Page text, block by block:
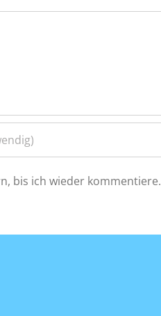
bis ich wieder kommentiere.